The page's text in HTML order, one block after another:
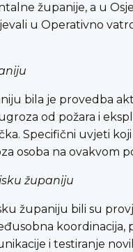
županije, a u
u Operativno
bila je provedba
od požara i
Specifični uvjeti
osoba na ovakvom
županiju
županiju bili su
i testiranje